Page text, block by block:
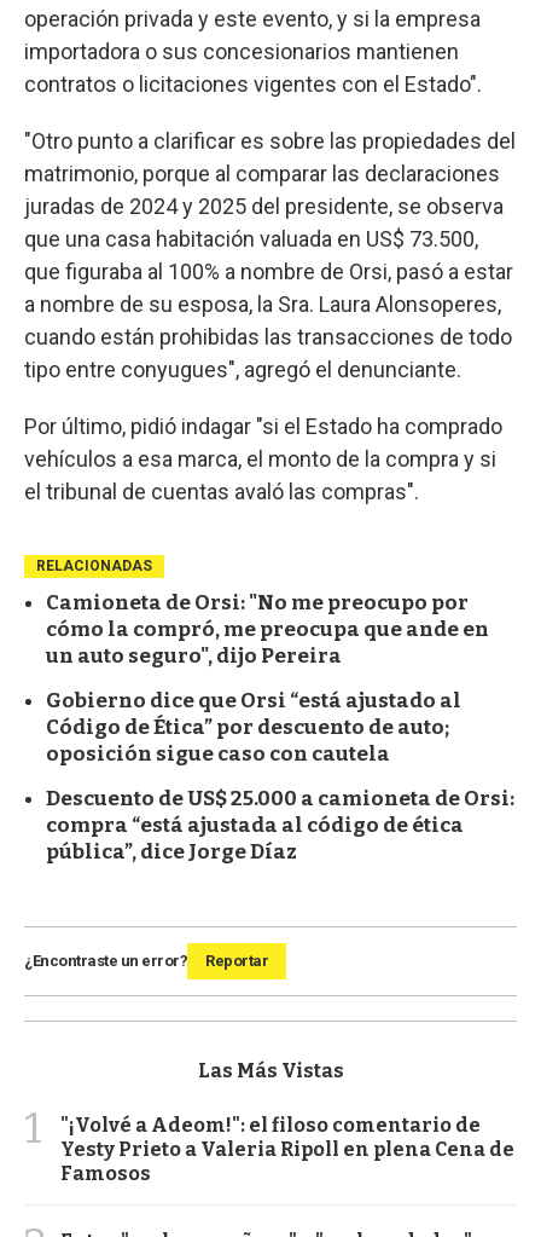
operación privada y este evento, y si la empresa
importadora o sus concesionarios mantienen
contratos o licitaciones vigentes con el Estado".
"Otro punto a clarificar es sobre las propiedades del
matrimonio, porque al comparar las declaraciones
juradas de 2024 y 2025 del presidente, se observa
que una casa habitación valuada en US$ 73.500,
que figuraba al 100% a nombre de Orsi, pasó a estar
a nombre de su esposa, la Sra. Laura Alonsoperes,
cuando están prohibidas las transacciones de todo
tipo entre conyugues", agregó el denunciante.
Por último, pidió indagar "si el Estado ha comprado
vehículos a esa marca, el monto de la compra y si
el tribunal de cuentas avaló las compras".
RELACIONADAS
Camioneta de Orsi: "No me preocupo por
cómo la compró, me preocupa que ande en
un auto seguro", dijo Pereira
Gobierno dice que Orsi “está ajustado al
Código de Ética” por descuento de auto;
oposición sigue caso con cautela
Descuento de US$ 25.000 a camioneta de Orsi:
compra “está ajustada al código de ética
pública”, dice Jorge Díaz
¿Encontraste un error? Reportar
Las Más Vistas
1
"¡Volvé a Adeom!": el filoso comentario de
Yesty Prieto a Valeria Ripoll en plena Cena de
Famosos